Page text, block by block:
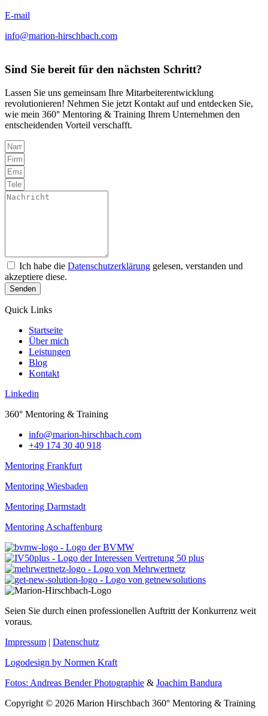
E-mail
moc.hcabhcsrih-noiram
@ofni
Sind Sie bereit für den nächsten Schritt?
Lassen Sie uns gemeinsam Ihre Mitarbeiterentwicklung
revolutionieren! Nehmen Sie jetzt Kontakt auf und entdecken Sie,
wie mein 360° Mentoring & Training Ihrem Unternehmen den
entscheidenden Vorteil verschafft.
Ich habe die Datenschutzerklärung gelesen, verstanden und
akzeptiere diese.
Senden
Quick Links
Startseite
Über mich
Leistungen
Blog
Kontakt
Linkedin
360° Mentoring & Training
moc.hcabhcsrih-noiram
@ofni
+49 174 30 40 918
Mentoring Frankfurt
Mentoring Wiesbaden
Mentoring Darmstadt
Mentoring Aschaffenburg
Seien Sie durch einen professionellen Auftritt der Konkurrenz weit
voraus.
Impressum | Datenschutz
Logodesign by Normen Kraft
Fotos: Andreas Bender Photographie & Joachim Bandura
Copyright © 2026 Marion Hirschbach 360° Mentoring & Training